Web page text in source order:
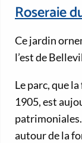
Roseraie
Ce jardin
l’est de
Le parc, que
1905, est
patrimoniales.
autour de la